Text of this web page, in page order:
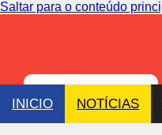
Saltar para o conteúdo
INICIO NOTÍCIAS